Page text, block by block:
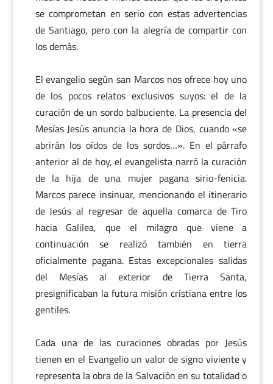
se comprometan en serio con estas advertencias
de Santiago, pero con la alegría de compartir con
los demás.
El evangelio según san Marcos nos ofrece hoy uno
de los pocos relatos exclusivos suyos: el de la
curación de un sordo balbuciente. La presencia del
Mesías Jesús anuncia la hora de Dios, cuando «se
abrirán los oídos de los sordos…». En el párrafo
anterior al de hoy, el evangelista narró la curación
de la hija de una mujer pagana sirio-fenicia.
Marcos parece insinuar, mencionando el itinerario
de Jesús al regresar de aquella comarca de Tiro
hacia Galilea, que el milagro que viene a
continuación se realizó también en tierra
oficialmente pagana. Estas excepcionales salidas
del Mesías al exterior de Tierra Santa,
presignificaban la futura misión cristiana entre los
gentiles.
Cada una de las curaciones obradas por Jesús
tienen en el Evangelio un valor de signo viviente y
representa la obra de la Salvación en su totalidad o